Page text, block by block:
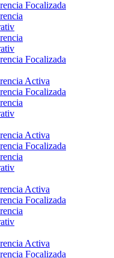
Focalizada
Focalizada
Activa
Focalizada
Activa
Focalizada
Activa
Focalizada
Activa
Focalizada